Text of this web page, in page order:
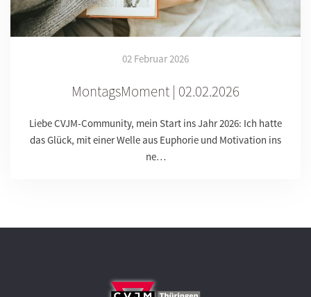
02 Februar 2026
MontagsMoment | 02.02.2026
Liebe CVJM-Community, mein Start ins Jahr 2026: Ich hatte
das Glück, mit einer Welle aus Euphorie und Motivation ins
ne…